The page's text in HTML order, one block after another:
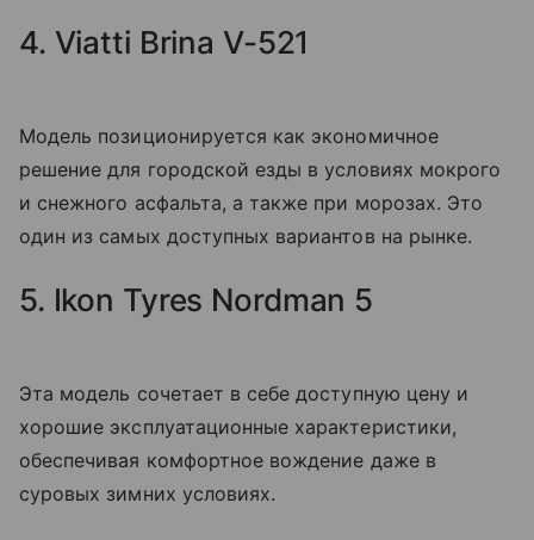
4. Viatti Brina V-521
Модель позиционируется как экономичное
решение для городской езды в условиях мокрого
и снежного асфальта, а также при морозах. Это
один из самых доступных вариантов на рынке.
5. Ikon Tyres Nordman 5
Эта модель сочетает в себе доступную цену и
хорошие эксплуатационные характеристики,
обеспечивая комфортное вождение даже в
суровых зимних условиях.